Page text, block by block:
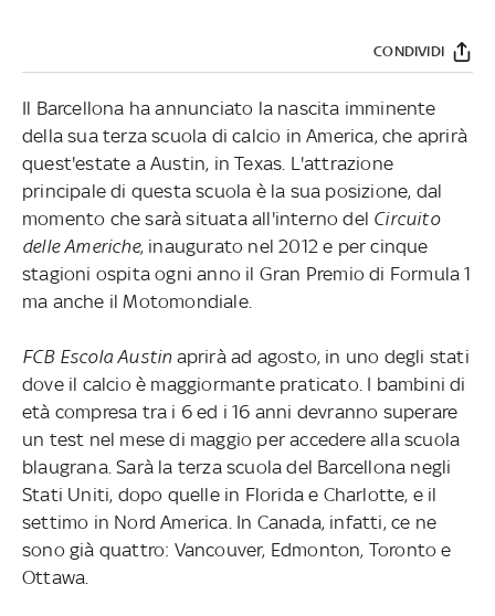
CONDIVIDI
Il Barcellona ha annunciato la nascita imminente
della sua terza scuola di calcio in America, che aprirà
quest'estate a Austin, in Texas. L'attrazione
principale di questa scuola è la sua posizione, dal
momento che sarà situata all'interno del Circuito
delle Americhe, inaugurato nel 2012 e per cinque
stagioni ospita ogni anno il Gran Premio di Formula 1
ma anche il Motomondiale.
FCB Escola Austinaprirà ad agosto, in uno degli stati
dove il calcio è maggiormante praticato. I bambini di
età compresa tra i 6 ed i 16 anni devranno superare
un test nel mese di maggio per accedere alla scuola
blaugrana. Sarà la terza scuola del Barcellona negli
Stati Uniti, dopo quelle in Florida e Charlotte, e il
settimo in Nord America. In Canada, infatti, ce ne
sono già quattro: Vancouver, Edmonton, Toronto e
Ottawa.